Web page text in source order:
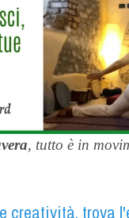
, tutto è in
creatività, trova